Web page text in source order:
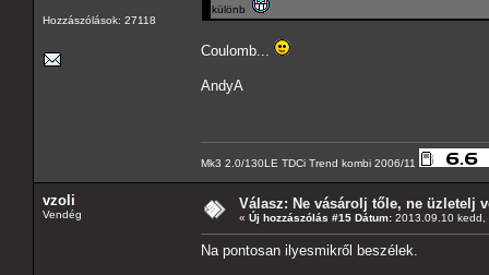
Hozzászólások: 27118
különb
Coulomb...
AndyA
Mk3 2.0/130LE TDCi Trend kombi 2006/11
vzoli
Vendég
Válasz: Ne vásárolj tőle, ne üzletelj
« Új hozzászólás #15 Dátum: 2013.09.10 kedd,
Na pontosan ilyesmikről beszélek.